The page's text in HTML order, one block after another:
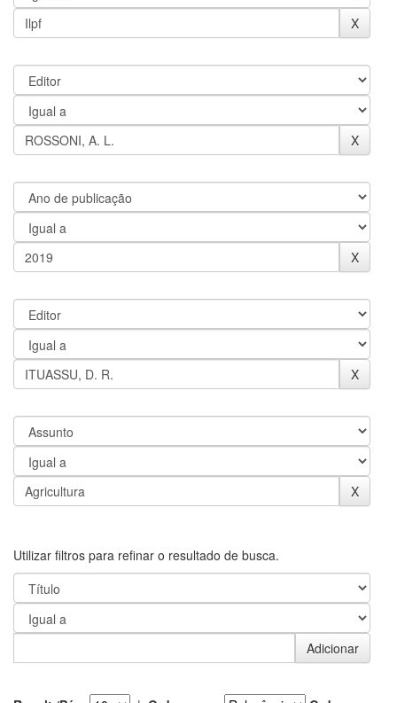
Utilizar filtros para refinar o resultado de busca.